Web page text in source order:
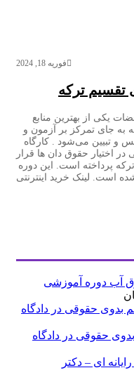
فوریه 18, 2024
تقسیم ترکه
یکی از بهترین منابع
جای تمرکز بر آزمون و
و تبیین می‌شود . کارگاه
اختیار حقوق دان ها قرار
پرداخته است. این دوره
است. لینک خرید اینترنتی
دوره آموزشی
حقوقی در دادگاه